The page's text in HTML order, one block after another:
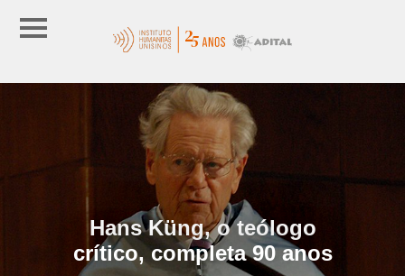
Hans Küng, o teólogo
crítico, completa 90 anos